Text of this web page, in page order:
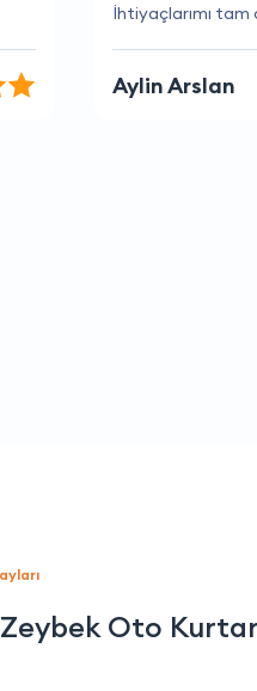
Çalışanlarına
Doğan Kara
Oto